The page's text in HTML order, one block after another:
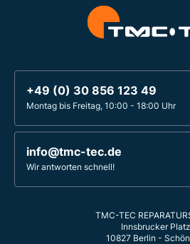
+49 (0) 30 856 123 49
Montag bis Freitag, 10:00 - 18:00 Uhr
info@tmc-tec.de
Wir antworten schnell!
TMC-TEC
Innsbrucker
10827 Berlin -